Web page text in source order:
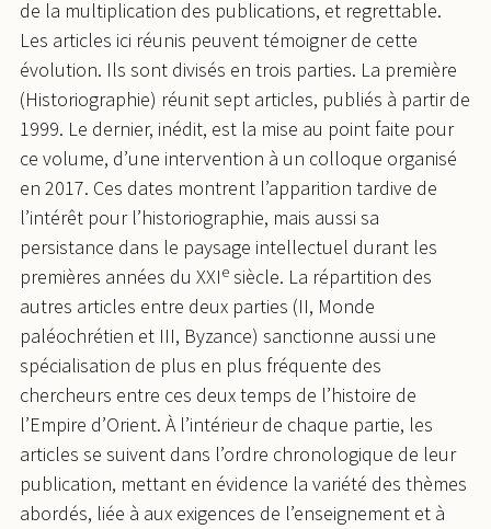
de la multiplication des publications, et regrettable.
Les articles ici réunis peuvent témoigner de cette
évolution. Ils sont divisés en trois parties. La première
(Historiographie) réunit sept articles, publiés à partir de
1999. Le dernier, inédit, est la mise au point faite pour
ce volume, d’une intervention à un colloque organisé
en 2017. Ces dates montrent l’apparition tardive de
l’intérêt pour l’historiographie, mais aussi sa
persistance dans le paysage intellectuel durant les
premières années du XXIe siècle. La répartition des
autres articles entre deux parties (II, Monde
paléochrétien et III, Byzance) sanctionne aussi une
spécialisation de plus en plus fréquente des
chercheurs entre ces deux temps de l’histoire de
l’Empire d’Orient. À l’intérieur de chaque partie, les
articles se suivent dans l’ordre chronologique de leur
publication, mettant en évidence la variété des thèmes
abordés, liée à aux exigences de l’enseignement et à